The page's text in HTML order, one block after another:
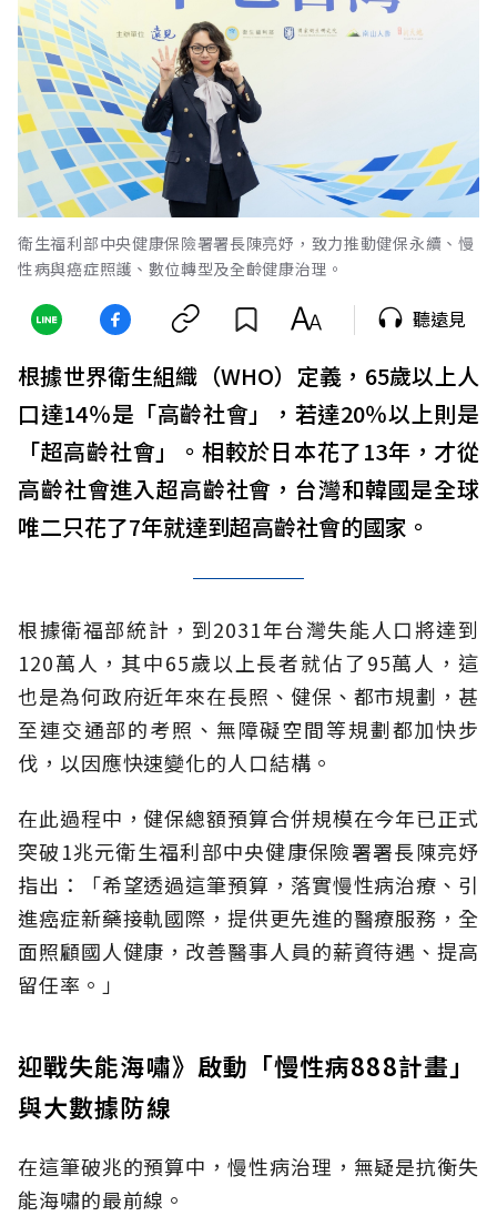
衛生福利部中央健康保險署署長陳亮妤，致力推動健保永續、慢
性病與癌症照護、數位轉型及全齡健康治理。
聽遠見
根據世界衛生組織（WHO）定義，65歲以上人
口達14％是「高齡社會」，若達20％以上則是
「超高齡社會」。相較於日本花了13年，才從
高齡社會進入超高齡社會，台灣和韓國是全球
唯二只花了7年就達到超高齡社會的國家。
根據衛福部統計，到2031年台灣失能人口將達到
120萬人，其中65歲以上長者就佔了95萬人，這
也是為何政府近年來在長照、健保、都市規劃，甚
至連交通部的考照、無障礙空間等規劃都加快步
伐，以因應快速變化的人口結構。
在此過程中，健保總額預算合併規模在今年已正式
突破1兆元衛生福利部中央健康保險署署長陳亮妤
指出：「希望透過這筆預算，落實慢性病治療、引
進癌症新藥接軌國際，提供更先進的醫療服務，全
面照顧國人健康，改善醫事人員的薪資待遇、提高
留任率。」
迎戰失能海嘯》啟動「慢性病888計畫」
與大數據防線
在這筆破兆的預算中，慢性病治理，無疑是抗衡失
能海嘯的最前線。